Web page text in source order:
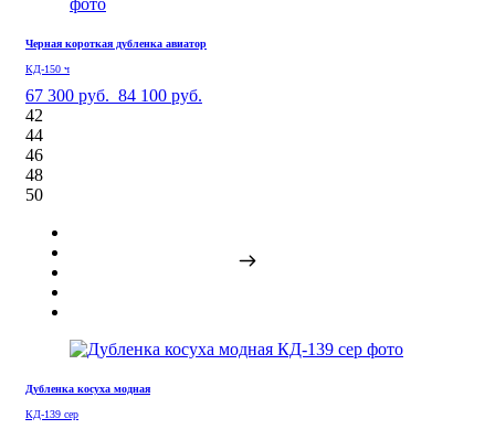
Черная короткая дубленка авиатор
КД-150 ч
67 300 руб. 84 100 руб.
42
44
46
48
50
Дубленка косуха модная
КД-139 сер